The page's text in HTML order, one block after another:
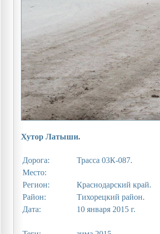
Хутор Латыши.
Дорога:
Трасса 03К-087.
Место:
Регион:
Краснодарский край.
Район:
Тихорецкий район.
Дата:
10 января 2015 г.